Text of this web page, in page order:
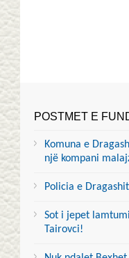
POSTMET E
Komuna e
një kompani
Policia e
Sot i jepet
Tairovci!